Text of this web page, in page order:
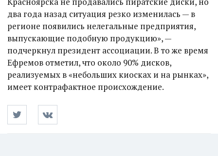
два года назад ситуация резко изменилась — в
регионе появились нелегальные предприятия,
выпускающие подобную продукцию», —
подчеркнул президент ассоциации. В то же время
Ефремов отметил, что около 90% дисков,
реализуемых в «небольших киосках и на рынках»,
имеет контрафактное происхождение.